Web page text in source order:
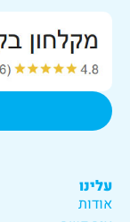
עלינו
אודות